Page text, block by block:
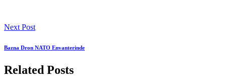
Next Post
Bazna Dron NATO Envanterinde
Related Posts